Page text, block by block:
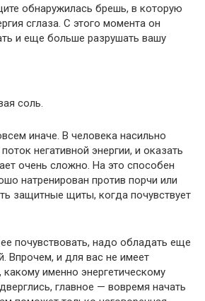
обнаружилась брешь, в которую
сглаза. С этого момента он
и еще больше разрушать вашу
соль.
иначе. В человека насильно
негативной энергии, и оказать
очень сложно. На это способен
натренирован против порчи или
защитные щиты, когда почувствует
почувствовать, надо обладать еще
Впрочем, и для вас не имеет
именно энергетическому
главное — вовремя начать